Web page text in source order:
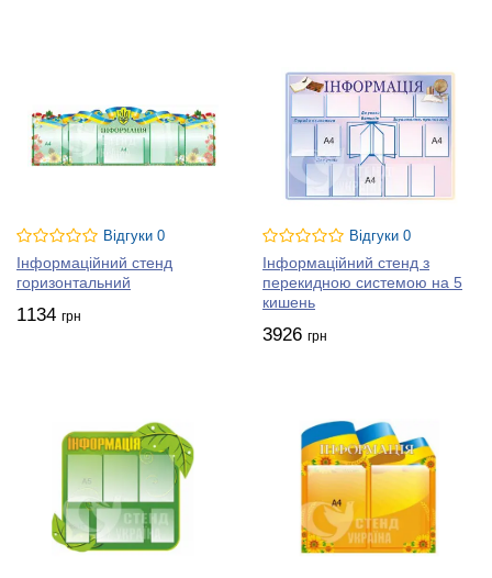
Відгуки 0
Інформаційний стенд
горизонтальний
1134 грн
Відгуки 0
Інформаційний стенд з
перекидною системою на 5
кишень
3926 грн